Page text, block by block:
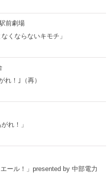
前劇場
くならないキモチ」
れ！｣（再）
れ！」
ール！」presented by 中部電力